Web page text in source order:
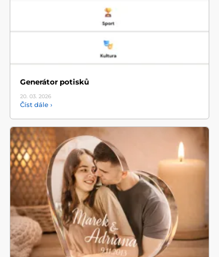
Generátor potisků
20. 03. 2026
Číst dále ›